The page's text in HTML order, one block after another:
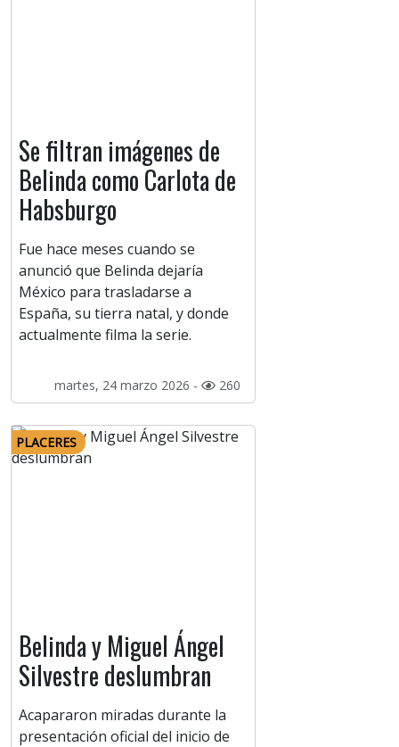
Se filtran imágenes de
Belinda como Carlota de
Habsburgo
Fue hace meses cuando se
anunció que Belinda dejaría
México para trasladarse a
España, su tierra natal, y donde
actualmente filma la serie.
martes, 24 marzo 2026 - 260
PLACERES
Belinda y Miguel Ángel
Silvestre deslumbran
Acapararon miradas durante la
presentación oficial del inicio de